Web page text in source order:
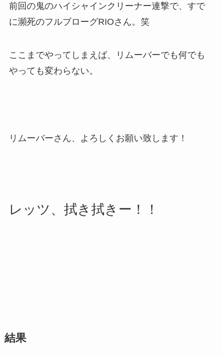
前回の鬼のハイシャインクリーナー連撃で、すで
に瀕死のフルブローグRIOさん。笑
ここまでやってしまえば、リムーバーでも何でも
やっても変わらない。
リムーバーさん、よろしくお願い致します！
レッツ、拭き拭きー！！
結果